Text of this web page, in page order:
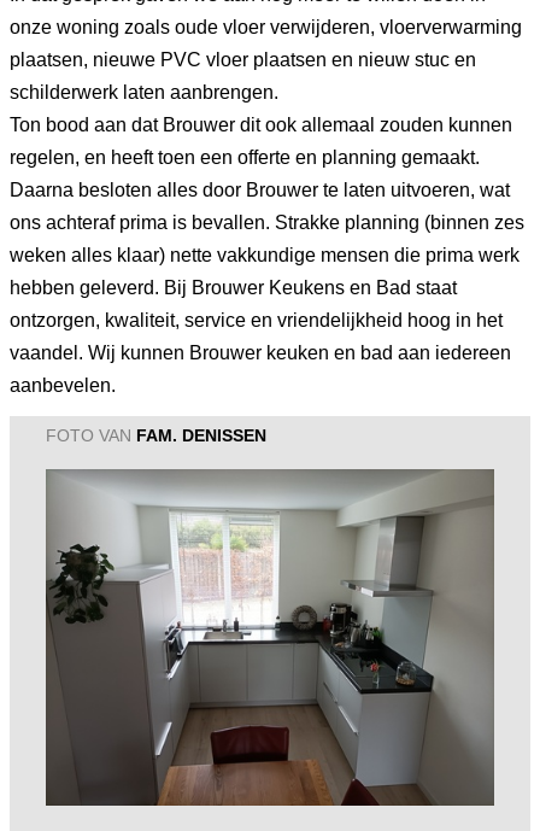
onze woning zoals oude vloer verwijderen, vloerverwarming
plaatsen, nieuwe PVC vloer plaatsen en nieuw stuc en
schilderwerk laten aanbrengen.
Ton bood aan dat Brouwer dit ook allemaal zouden kunnen
regelen, en heeft toen een offerte en planning gemaakt.
Daarna besloten alles door Brouwer te laten uitvoeren, wat
ons achteraf prima is bevallen. Strakke planning (binnen zes
weken alles klaar) nette vakkundige mensen die prima werk
hebben geleverd. Bij Brouwer Keukens en Bad staat
ontzorgen, kwaliteit, service en vriendelijkheid hoog in het
vaandel. Wij kunnen Brouwer keuken en bad aan iedereen
aanbevelen.
FOTO VAN FAM. DENISSEN